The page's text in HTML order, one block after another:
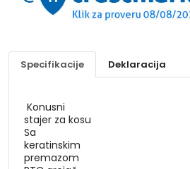
Specifikacije Deklaracija
Konusni
stajer za kosu
Sa
keratinskim
premazom